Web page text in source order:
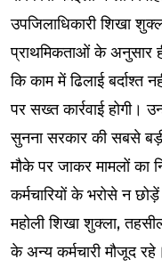
उपजिलाधिकारी शिखा
प्राथमिकताओं के अनुसार
कि काम में ढिलाई बर्दाश्त
पर सख्त कार्रवाई होगी।
सुनना सरकार की सबसे
मौके पर जाकर मामलों का
कर्मचारियों के भरोसे न
महोली शिखा शुक्ला,
के अन्य कर्मचारी मौजूद रहे।